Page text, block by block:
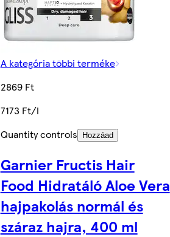
A kategória többi terméke
2869 Ft
7173 Ft/l
Quantity controls
Hozzáad
Garnier Fructis Hair
Food Hidratáló Aloe Vera
hajpakolás normál és
száraz hajra, 400 ml